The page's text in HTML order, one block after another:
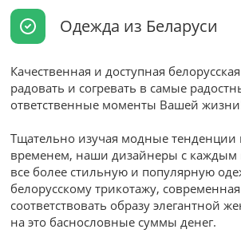
Одежда из Беларуси
Качественная и доступная
радовать и согревать в самые
ответственные моменты Вашей
Тщательно изучая модные тенденции
временем, наши дизайнеры с каждым
все более стильную и популярную
белорусскому трикотажу,
соответствовать образу элегантной
на это баснословные суммы денег.